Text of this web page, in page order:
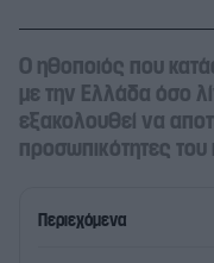
Ο ηθοποιός που
με την Ελλάδα όσο
εξακολουθεί να
προσωπικότητες
Περιεχόμενα